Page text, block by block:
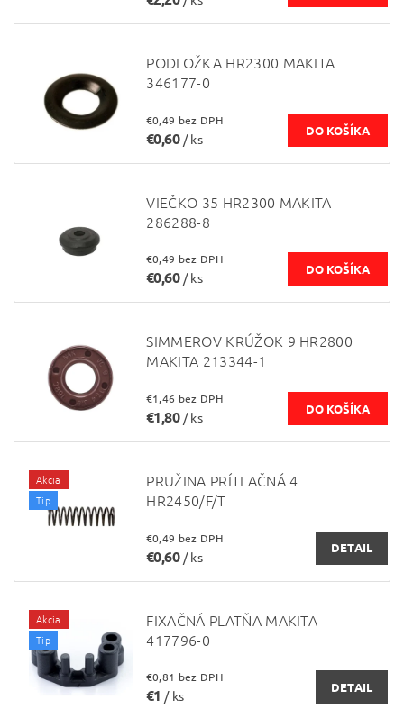
PODLOŽKA HR2300 MAKITA
346177-0
€0,49 bez DPH
€0,60 / ks
VIEČKO 35 HR2300 MAKITA
286288-8
€0,49 bez DPH
€0,60 / ks
SIMMEROV KRÚŽOK 9 HR2800
MAKITA 213344-1
€1,46 bez DPH
€1,80 / ks
Akcia
Tip
PRUŽINA PRÍTLAČNÁ 4
HR2450/F/T
€0,49 bez DPH
€0,60 / ks
DETAIL
Akcia
Tip
FIXAČNÁ PLATŇA MAKITA
417796-0
€0,81 bez DPH
€1 / ks
DETAIL